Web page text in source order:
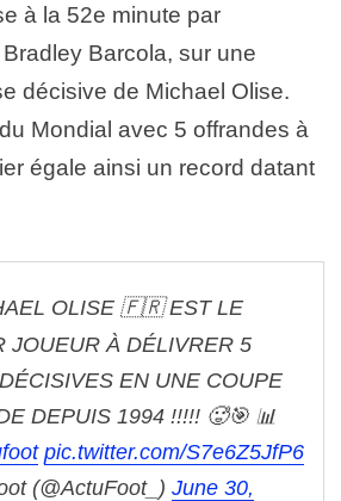
à la 52e minute par
Bradley Barcola, sur une
décisive de Michael Olise.
Mondial avec 5 offrandes à
égale ainsi un record datant
OLISE 🇫🇷 EST LE
JOUEUR À DÉLIVRER 5
EN UNE COUPE
DEPUIS 1994 !!!!! 🥵🎯 📊
pic.twitter.com/S7e6Z5JfP6
(@ActuFoot_) June 30,